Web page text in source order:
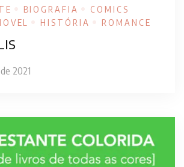
BIOGRAFIA
COMICS
HISTÓRIA ROMANCE
2021